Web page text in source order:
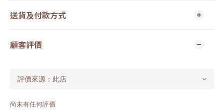
送貨及付款方式
顧客評價
尚未有任何評價